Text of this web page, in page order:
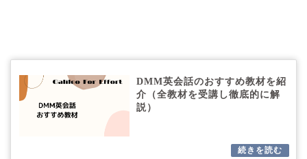
DMM英会話のおすすめ教材を紹
介（全教材を受講し徹底的に解
説）